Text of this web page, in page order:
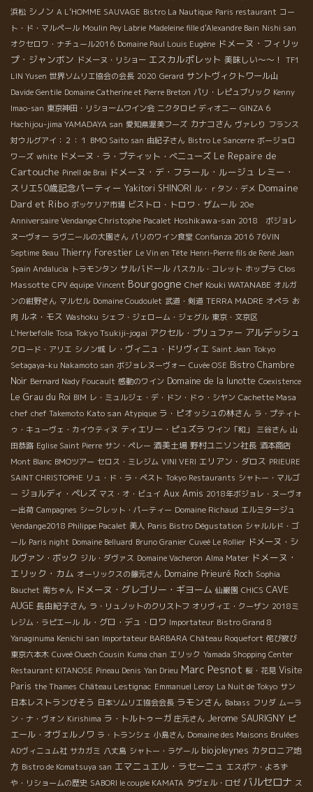
浜松 シノン A L’HOMME SAUVAGE Bistro La Nautique Paris restaurant コー
ト・ド・マルペール Moulin Pey Labrie Madeleine fille d'Alexandre Bain Nishi san
オクセロワ・ナチュール2016 Domaine Paul Louis Eugène ドメーヌ・フィリッ
プ・ジャンボン ドメーヌ・リショー エスカルポレット 美味しい～～！
TF1
LIN Yusen 世界ソムリエ協会の会長 2020 Gerard サントヴィクトワール山
Davide Gentile Domaine Catherine et Pierre Breton パリ・レピュブリック Kenny
Imao-san 東京神田・リショームワイン会 ニクタロピ ディオニー GINZA 6
Hachijou-jima YAMADAYA san 愛知県渥美フーズ カナコさん ヴァレり フランス
対ウルグアイ：２：１ BMO Saito san 由紀子さん Bistro Le Sancerre ボージョロ
ワーズ white ドメーヌ・ラ・プティット・べニューズ Le Repaire de
Cartouche Pinell de Brai ドメーヌ・デ・フラール・ルージュ レミー・
スリエ50歳記念パーティー Yakitori SHINORI ル・ｒタン・デメ Domaine
Dard et Ribo ボッケリア市場 ビストロ・トロワ・ザムール 20e
Anniversaire Vendange Christophe Pacalet Hoshikawa-san 2018 ボジョレ
ヌーヴォー ラヴニールの大園さん パリのワイン食堂 Confianza 2016 76VIN
Septime Beau Thierry Forestier Le Vin en Tête Henri-Pierre fils de René Jean
Spain Andalucia トラモンタン サルバドール パスカル・コレット ホップラ Clos
Massotte CPV équipe Vincent Bourgogne Chef Kouki WATANABE オルガ
ンの紺野さん マルセル Domaine Coudoulet 武道・剣道 TERRA MADRE オペラ お
肉 ルネ・モス Washoku シェフ・ジェローム・ジェグル 東京・文京区
L'Herbefolle Tosa Tokyo Tsukiji-jogai アクセル・プリュファー アルデッシュ
クロード・アリエ シノン城 レ・ヴィニュ・ドリヴィエ Saint Jean Tokyo
Setagaya-ku Nakamoto san ボジョレヌーヴォー Cuvée OSE Bistro Chambre
Noir Bernard Nady Foucault 感動のワイン Domaine de la lunotte Coexistence
Le Grau du Roi BIM レ・ミュルジェ・デ・ドン・ドゥ・シヤン Cachette Masa
chef chef Takemoto Kato san Atypique ラ・ピオッシュの林さん ラ・プティト
ゥ・キューヴェ・カイウティヌ ティエリー・ピュズラ ワイン「和」 三谷さん 山
田恭路 Eglise Saint Pierre サン・ペレー 酒美土場 野村ユニソン社長 酒本商店
Mont Blanc BMOツアー セロス・ミレジム VINI VERI エリアン・ダロス PRIEURE
SAINT CHRISTOPHE リュ・ド・ラ・ペスト Tokyo Restaurants シャトー・マルゴ
ー ジョルディ・ペレズ マス・オ・ビュイ Aux Amis 2018年ボジョレ・ヌーヴォ
ー出荷 Campagnes シークレット・パーティー Domaine Richaud エルミタージュ
Vendange2018 Philippe Pacalet 美人 Paris Bistro Dégustation シャルルド・ゴ
ール Paris night Domaine Belluard Bruno Granier Cuveé Le Rollier ドメーヌ・シ
ルヴァン・ボック ジル・ダヴァス Domaine Vacheron Alma Mater ドメーヌ・
エリック・カム オーリックスの藤元さん Domaine Prieuré Roch Sophia
Bauchet 南ちゃん ドメーヌ・グレゴリー・ギヨーム 仙巌園 CHICS CAVE
AUGE 長由紀子さん ラ・リュノットのクリストフ オリヴィエ・クーザン 2018ミ
レジム・ラピエール ル・グロ・デュ・ロワ Importateur Bistro Grand 8
Yanaginuma Kenichi san Importateur BARBARA Château Roquefort 侘び寂び
東京六本木 Cuveé Ouech Cousin Kuma chan エリック Yamada Shopping Center
Restaurant KITANOSE Pineau Denis Yan Drieu Marc Pesnot 桜・花見 Visite
Paris the Thames Château Lestignac Emmanuel Leroy La Nuit de Tokyo サン
日本レストランびそう 日本ソムリエ協会会長 ラモンさん Babass フリダ ムーラ
ン・ナ・ヴォン Kirishima ラ・トルトゥーガ 庄元さん Jerome SAURIGNY ピ
エール・オヴェルノワ ラ・トランシェ 小島さん Domaine des Maisons Brulées
ADヴィニュム社 サカガミ 八丈島 シャトー・ラゲール biojoleynes カタロニア地
方 Bistro de Komatsuya san エマニュエル・ラセーニュ エスポア・よろず
や・リショームの歴史 SABORI le couple KAMATA タヴェル・ロゼ バルセロナ ス